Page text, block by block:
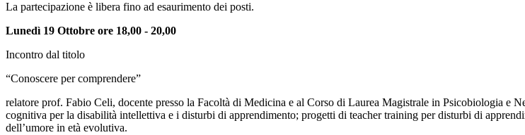
La partecipazione è libera fino ad esaurimento dei posti.
Lunedì 19 Ottobre ore 18,00 - 20,00
Incontro dal titolo
“Conoscere per comprendere”
relatore prof. Fabio Celi, docente presso la Facoltà di Medicina e al Corso di Laurea Magistrale in Psicobiologia e
cognitiva per la disabilità intellettiva e i disturbi di apprendimento; progetti di teacher training per disturbi di
dell’umore in età evolutiva.